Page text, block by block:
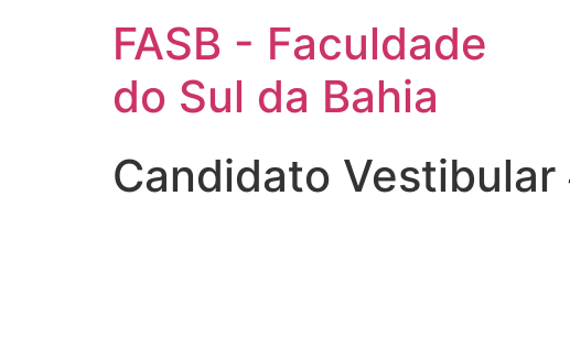
FASB - Faculdade
do Sul da Bahia
Candidato Vestibular